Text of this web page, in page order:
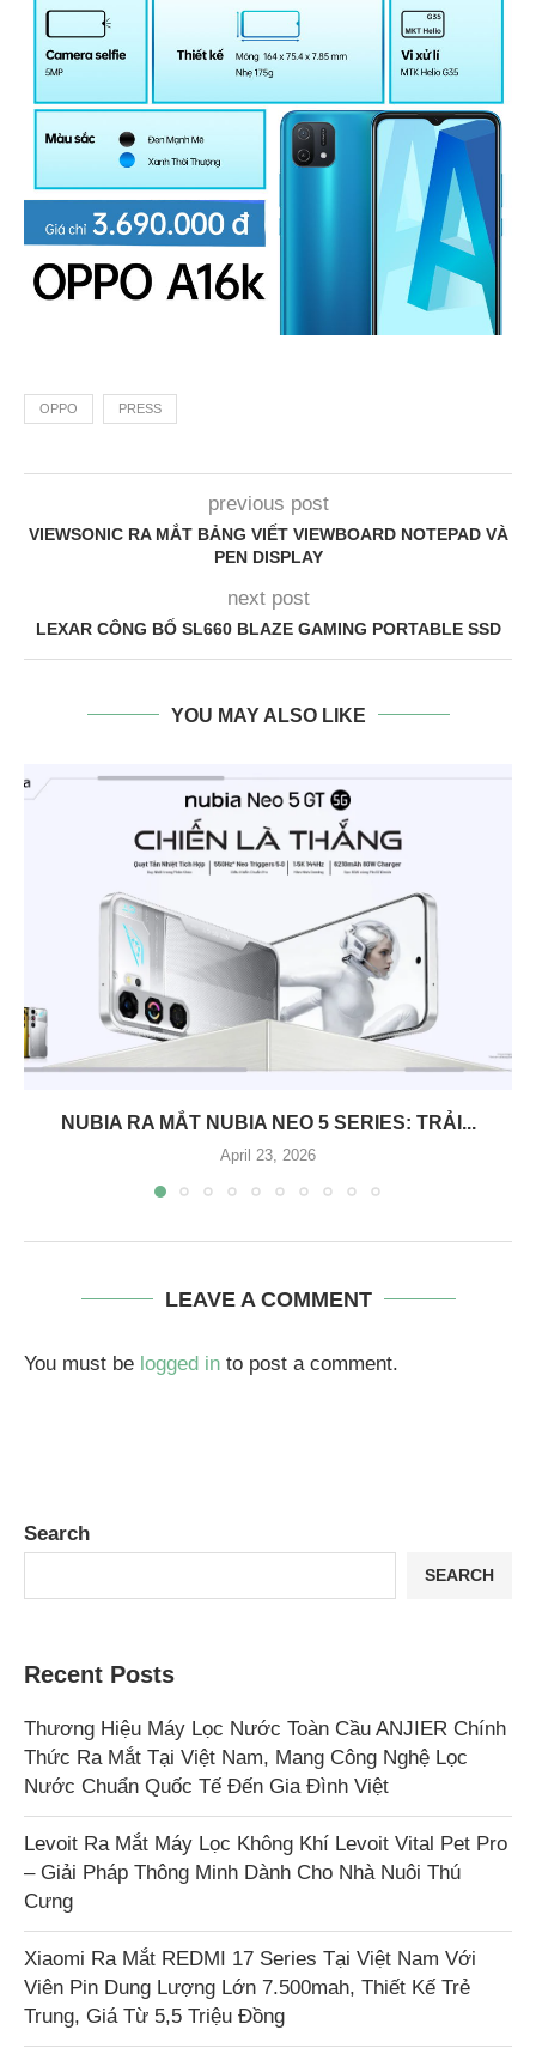
OPPO PRESS
previous post
VIEWSONIC RA MẮT BẢNG VIẾT VIEWBOARD NOTEPAD VÀ
PEN DISPLAY
next post
LEXAR CÔNG BỐ SL660 BLAZE GAMING PORTABLE SSD
YOU MAY ALSO LIKE
NUBIA RA MẮT NUBIA NEO 5 SERIES: TRẢI...
April 23, 2026
LEAVE A COMMENT
You must be logged in to post a comment.
Search
SEARCH
Recent Posts
Thương Hiệu Máy Lọc Nước Toàn Cầu ANJIER Chính
Thức Ra Mắt Tại Việt Nam, Mang Công Nghệ Lọc
Nước Chuẩn Quốc Tế Đến Gia Đình Việt
Levoit Ra Mắt Máy Lọc Không Khí Levoit Vital Pet Pro
– Giải Pháp Thông Minh Dành Cho Nhà Nuôi Thú
Cưng
Xiaomi Ra Mắt REDMI 17 Series Tại Việt Nam Với
Viên Pin Dung Lượng Lớn 7.500mah, Thiết Kế Trẻ
Trung, Giá Từ 5,5 Triệu Đồng